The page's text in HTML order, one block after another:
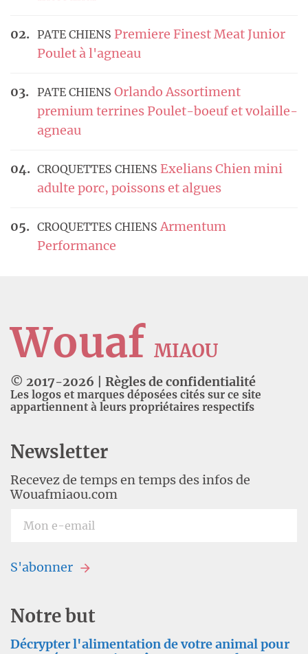
PATE CHIENS Premiere Finest Meat Junior
Poulet à l'agneau
PATE CHIENS Orlando Assortiment
premium terrines Poulet-boeuf et volaille-
agneau
CROQUETTES CHIENS Exelians Chien mini
adulte porc, poissons et algues
CROQUETTES CHIENSArmentum
Performance
Wouaf MIAOU
© 2017-2026 Règles de confidentialité
Les logos et marques déposées cités sur ce site
appartiennent à leurs propriétaires respectifs
Newsletter
Recevez de temps en temps des infos de
Wouafmiaou.com
S'abonner
Notre but
Décrypter l'alimentation de votre animal pour